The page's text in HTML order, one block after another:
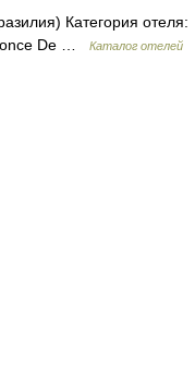
Категория отеля:
De …
Каталог отелей